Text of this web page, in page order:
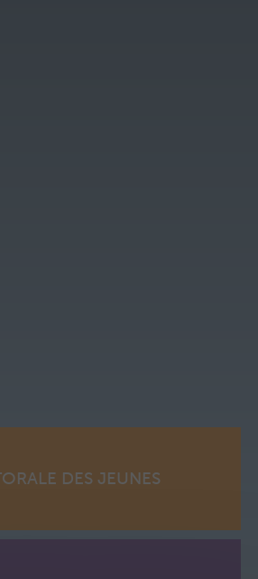
DES JEUNES